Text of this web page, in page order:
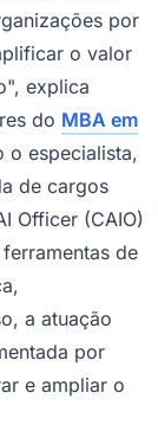
por
o valor
explica
do MBA em
o especialista,
de cargos
Officer (CAIO)
de
a atuação
por
e ampliar o